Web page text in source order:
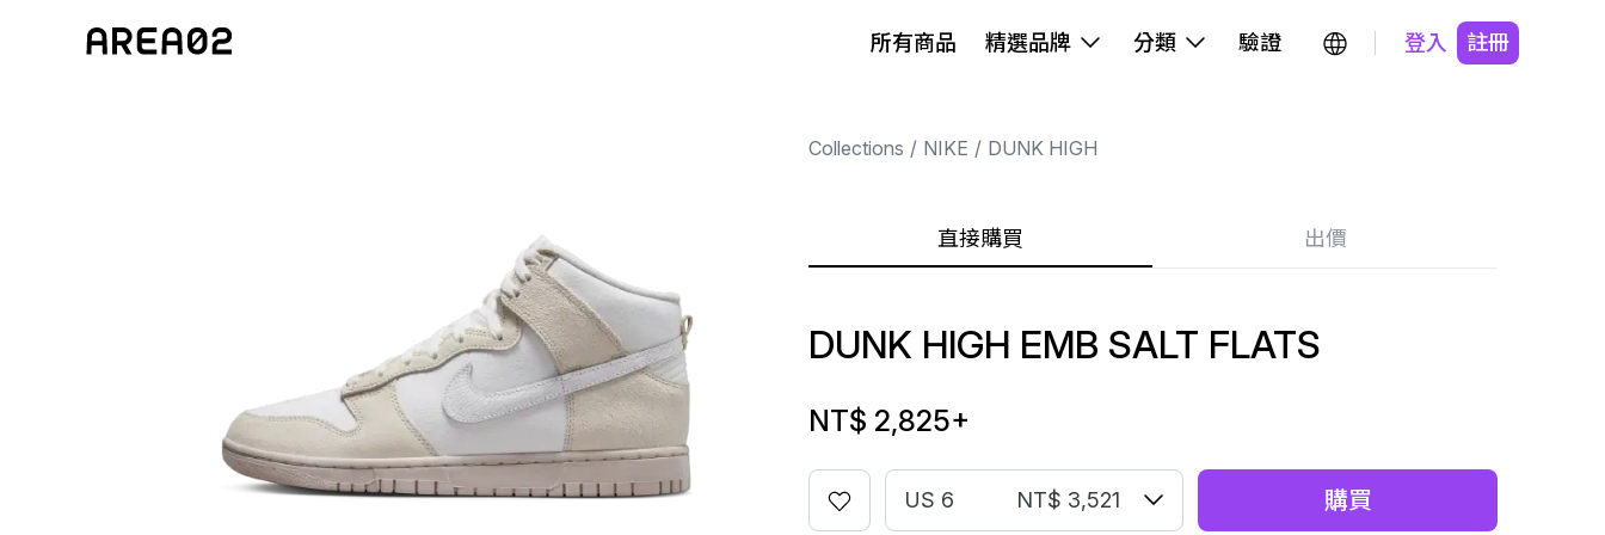
所有商品 精選品牌 分類 驗證 登入 註冊
Collections NIKE DUNK HIGH
直接購買 出價
DUNK HIGH EMB SALT FLATS
NT$ 2,825+
US 6 NT$ 3,521 購買